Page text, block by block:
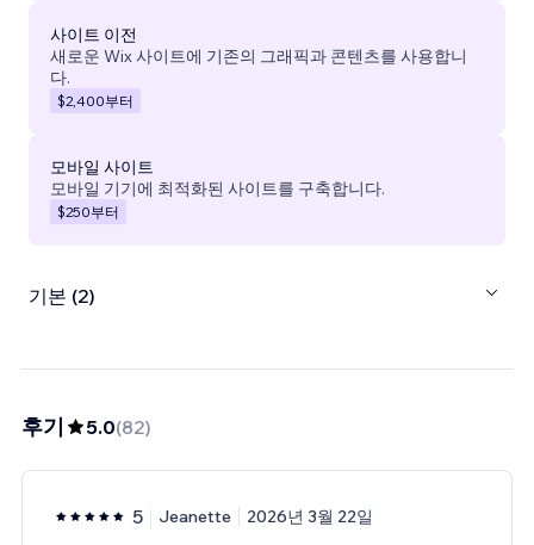
사이트 이전
새로운 Wix 사이트에 기존의 그래픽과 콘텐츠를 사용합니
다.
$2,400부터
모바일 사이트
모바일 기기에 최적화된 사이트를 구축합니다.
$250부터
기본 (2)
후기 5.0(82)
5 Jeanette 2026년 3월 22일